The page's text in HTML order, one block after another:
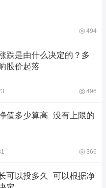
494
跌是由什么决定的？多
股价起落
496
值多少算高  没有上限的
366
可以投多久  可以根据净